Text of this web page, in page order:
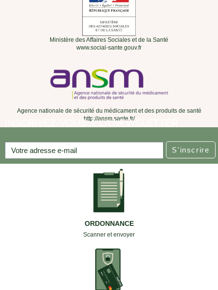
Ministère des Affaires Sociales et de la Santé
www.social-sante.gouv.fr
Agence nationale de sécurité du médicament et des produits de santé
http://ansm.sante.fr/
INSCRIVEZ-VOUS À LA NEWSLETTER
S'inscrire
ORDONNANCE
Scanner et envoyer